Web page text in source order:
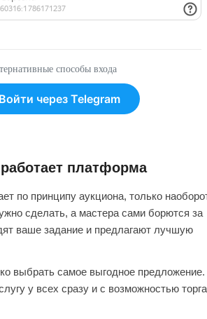
способы входа
Войти через Telegram
платформа
по принципу аукциона, только
сделать, а мастера сами борются за
ваше задание и предлагают лучшую
выбрать самое выгодное предложение.
у всех сразу и с возможностью торга